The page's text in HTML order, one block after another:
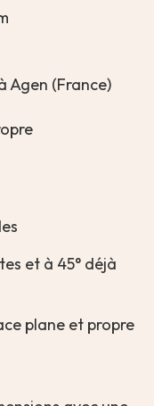
Agen (France)
et à 45° déjà
plane et propre